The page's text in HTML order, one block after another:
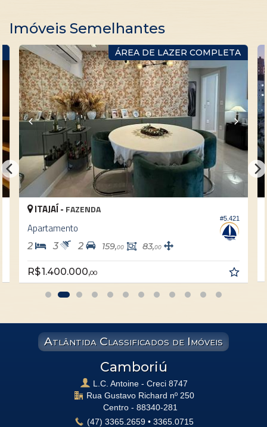
Imóveis Semelhantes
ÁREA DE LAZER COMPLETA
#5.421
ITAJAÍ - FAZENDA
Apartamento
2 3 2 159,00 83,00
R$ 1.400.000,00
Atlântida Classificados de Imóveis
Camboriú
L.C. Antoine - Creci 8747
Rua Gustavo Richard nº 250
Centro - 88340-281
(47) 3365.2659 • 3365.0715